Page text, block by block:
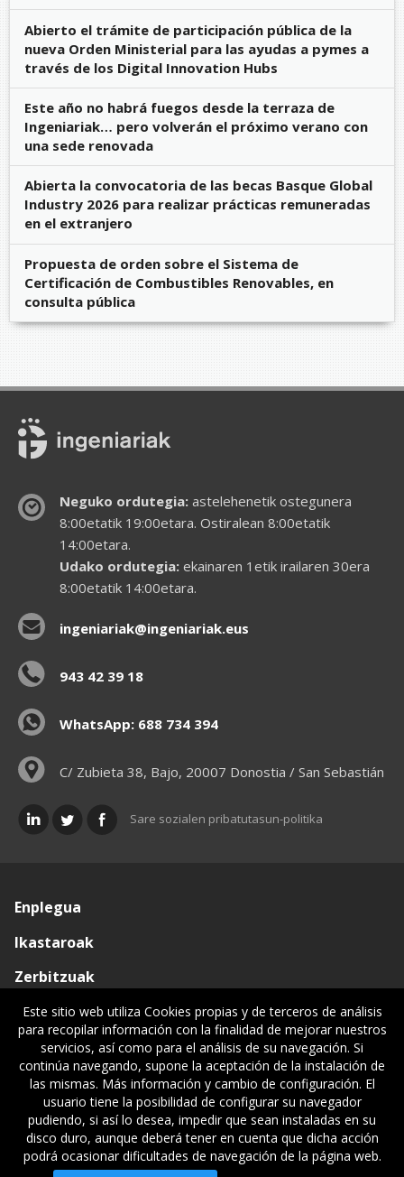
Abierto el trámite de participación pública de la
nueva Orden Ministerial para las ayudas a pymes a
través de los Digital Innovation Hubs
Este año no habrá fuegos desde la terraza de
Ingeniariak… pero volverán el próximo verano con
una sede renovada
Abierta la convocatoria de las becas Basque Global
Industry 2026 para realizar prácticas remuneradas
en el extranjero
Propuesta de orden sobre el Sistema de
Certificación de Combustibles Renovables, en
consulta pública
Neguko ordutegia:astelehenetik ostegunera
8:00etatik 19:00etara. Ostiralean 8:00etatik
14:00etara.
Udako ordutegia:ekainaren 1etik irailaren 30era
8:00etatik 14:00etara.
ingeniariak@ingeniariak.eus
943 42 39 18
WhatsApp: 688 734 394
C/ Zubieta 38, Bajo, 20007 Donostia / San Sebastián
Sare sozialen pribatutasun-politika
Enplegua
Ikastaroak
Zerbitzuak
Elkargoa
Oniritziak
Lehiatila Bakarra
Lege informazioa
© Gipuzkoako Industri Ingeniariaren Elkargo Ofiziala - Colegio
Este sitio web utiliza Cookies propias y de terceros de análisis
para recopilar información con la finalidad de mejorar nuestros
servicios, así como para el análisis de su navegación. Si
continúa navegando, supone la aceptación de la instalación de
las mismas. Más información y cambio de configuración. El
usuario tiene la posibilidad de configurar su navegador
pudiendo, si así lo desea, impedir que sean instaladas en su
disco duro, aunque deberá tener en cuenta que dicha acción
podrá ocasionar dificultades de navegación de la página web.